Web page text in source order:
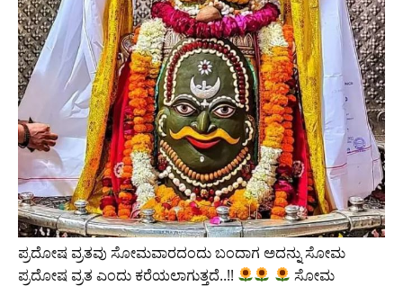
ಪ್ರದೋಷ ವ್ರತವು ಸೋಮವಾರದಂದು ಬಂದಾಗ ಅದನ್ನು ಸೋಮ
ಪ್ರದೋಷ ವ್ರತ ಎಂದು ಕರೆಯಲಾಗುತ್ತದೆ..!!
ಸೋಮ